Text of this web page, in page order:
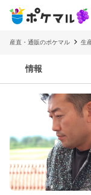
産直・通販のポケマル 生
情報